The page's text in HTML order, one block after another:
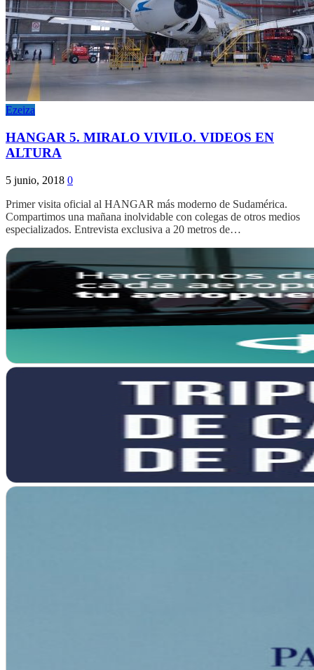
Ezeiza
HANGAR 5. MIRALO VIVILO. VIDEOS EN
ALTURA
5 junio, 2018 0
Primer visita oficial al HANGAR más moderno de Sudamérica.
Compartimos una mañana inolvidable con colegas de otros medios
especializados. Entrevista exclusiva a 20 metros de…